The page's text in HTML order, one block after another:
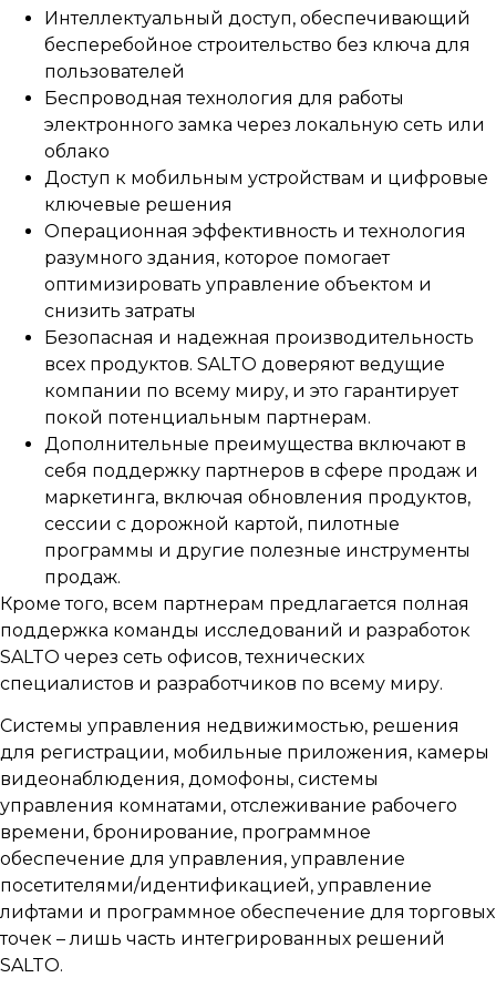
Интеллектуальный доступ, обеспечивающий
бесперебойное строительство без ключа для
пользователей
Беспроводная технология для работы
электронного замка через локальную сеть или
облако
Доступ к мобильным устройствам и цифровые
ключевые решения
Операционная эффективность и технология
разумного здания, которое помогает
оптимизировать управление объектом и
снизить затраты
Безопасная и надежная производительность
всех продуктов. SALTO доверяют ведущие
компании по всему миру, и это гарантирует
покой потенциальным партнерам.
Дополнительные преимущества включают в
себя поддержку партнеров в сфере продаж и
маркетинга, включая обновления продуктов,
сессии с дорожной картой, пилотные
программы и другие полезные инструменты
продаж.
Кроме того, всем партнерам предлагается полная
поддержка команды исследований и разработок
SALTO через сеть офисов, технических
специалистов и разработчиков по всему миру.
Системы управления недвижимостью, решения
для регистрации, мобильные приложения, камеры
видеонаблюдения, домофоны, системы
управления комнатами, отслеживание рабочего
времени, бронирование, программное
обеспечение для управления, управление
посетителями/идентификацией, управление
лифтами и программное обеспечение для торговых
точек – лишь часть интегрированных решений
SALTO.